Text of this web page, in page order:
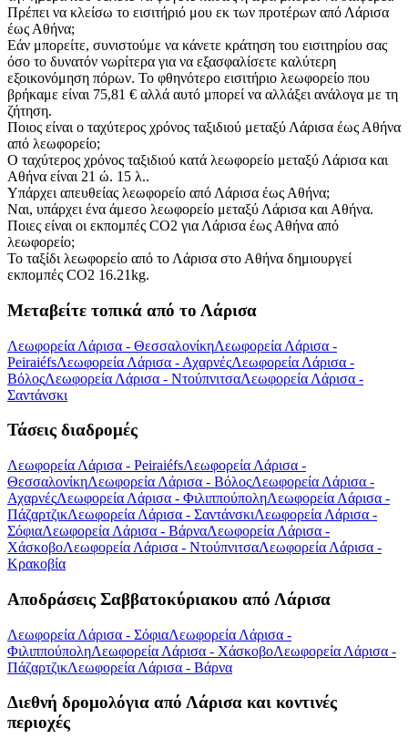
Πρέπει να κλείσω το εισιτήριό μου εκ των προτέρων από Λάρισα
έως Αθήνα;
Εάν μπορείτε, συνιστούμε να κάνετε κράτηση του εισιτηρίου σας
όσο το δυνατόν νωρίτερα για να εξασφαλίσετε καλύτερη
εξοικονόμηση πόρων. Το φθηνότερο εισιτήριο λεωφορείο που
βρήκαμε είναι 75,81 € αλλά αυτό μπορεί να αλλάξει ανάλογα με τη
ζήτηση.
Ποιος είναι ο ταχύτερος χρόνος ταξιδιού μεταξύ Λάρισα έως Αθήνα
από λεωφορείο;
Ο ταχύτερος χρόνος ταξιδιού κατά λεωφορείο μεταξύ Λάρισα και
Αθήνα είναι 21 ώ. 15 λ..
Υπάρχει απευθείας λεωφορείο από Λάρισα έως Αθήνα;
Ναι, υπάρχει ένα άμεσο λεωφορείο μεταξύ Λάρισα και Αθήνα.
Ποιες είναι οι εκπομπές CO2 για Λάρισα έως Αθήνα από
λεωφορείο;
Το ταξίδι λεωφορείο από το Λάρισα στο Αθήνα δημιουργεί
εκπομπές CO2 16.21kg.
Μεταβείτε τοπικά από το Λάρισα
Λεωφορεία Λάρισα - ΘεσσαλονίκηΛεωφορεία Λάρισα -
PeiraiéfsΛεωφορεία Λάρισα - ΑχαρνέςΛεωφορεία Λάρισα -
ΒόλοςΛεωφορεία Λάρισα - ΝτούπνιτσαΛεωφορεία Λάρισα -
Σαντάνσκι
Τάσεις διαδρομές
Λεωφορεία Λάρισα - PeiraiéfsΛεωφορεία Λάρισα -
ΘεσσαλονίκηΛεωφορεία Λάρισα - ΒόλοςΛεωφορεία Λάρισα -
ΑχαρνέςΛεωφορεία Λάρισα - ΦιλιππούποληΛεωφορεία Λάρισα -
ΠάζαρτζικΛεωφορεία Λάρισα - ΣαντάνσκιΛεωφορεία Λάρισα -
ΣόφιαΛεωφορεία Λάρισα - ΒάρναΛεωφορεία Λάρισα -
ΧάσκοβοΛεωφορεία Λάρισα - ΝτούπνιτσαΛεωφορεία Λάρισα -
Κρακοβία
Αποδράσεις Σαββατοκύριακου από Λάρισα
Λεωφορεία Λάρισα - ΣόφιαΛεωφορεία Λάρισα -
ΦιλιππούποληΛεωφορεία Λάρισα - ΧάσκοβοΛεωφορεία Λάρισα -
ΠάζαρτζικΛεωφορεία Λάρισα - Βάρνα
Διεθνή δρομολόγια από Λάρισα και κοντινές
περιοχές